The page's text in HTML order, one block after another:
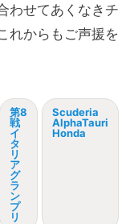
わせてあくなきチ
れからもご声援を
第8
戦
イ
タ
リ
ア
グ
ラ
ン
プ
リ
Scuderia
AlphaTauri
Honda